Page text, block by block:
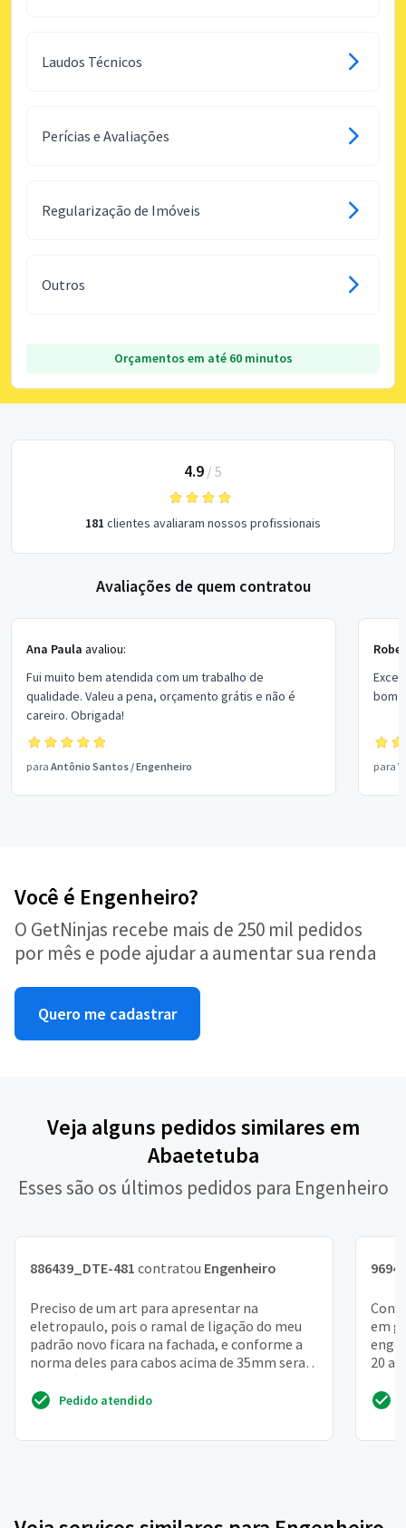
Laudos Técnicos
Perícias e Avaliações
Regularização de Imóveis
Outros
Orçamentos em até 60 minutos
4.9 / 5
181 clientes avaliaram nossos profissionais
Avaliações de quem contratou
Ana Paula avaliou:
Fui muito bem atendida com um trabalho de
qualidade. Valeu a pena, orçamento grátis e não é
careiro. Obrigada!
para Antônio Santos /Engenheiro
bom
para
Você é Engenheiro?
O GetNinjas recebe mais de 250 mil pedidos
por mês e pode ajudar a aumentar sua renda
Quero me cadastrar
Veja alguns pedidos similares em
Abaetetuba
Esses são os últimos pedidos para Engenheiro
886439_DTE-481 contratou Engenheiro
Preciso de um art para apresentar na
eletropaulo, pois o ramal de ligação do meu
padrão novo ficara na fachada, e conforme a
norma deles para cabos acima de 35mm sera
necessário que um pr...
Pedido atendido
em
20